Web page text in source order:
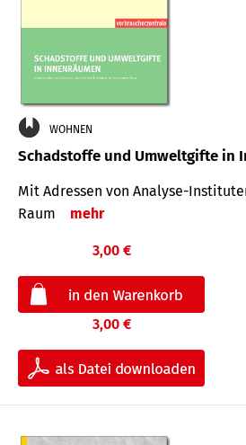
WOHNEN
Schadstoffe und Umweltgifte in
Mit Adressen von Analyse-
Raum
mehr
3,00 €
3,00 €